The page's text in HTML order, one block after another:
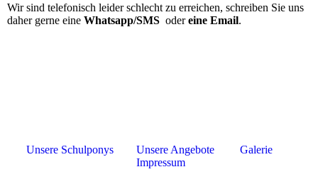
Wir sind telefonisch leider schlecht zu erreichen, schreiben Sie uns
daher gerne eine Whatsapp/SMS odereine Email.
Unsere Schulponys Unsere Angebote
Galerie
Impressum